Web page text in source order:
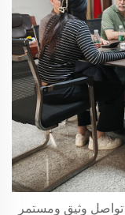
حافظنا على تواصلٍ وثيقٍ ومستمرٍ